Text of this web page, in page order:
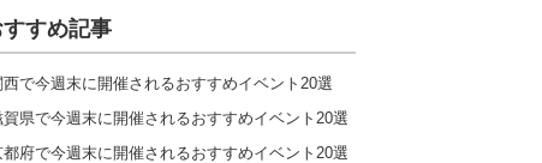
すすめ記事
西で今週末に開催されるおすすめイベント20選
賀県で今週末に開催されるおすすめイベント20選
都府で今週末に開催されるおすすめイベント20選